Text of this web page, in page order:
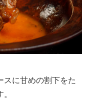
に甘めの割下をた